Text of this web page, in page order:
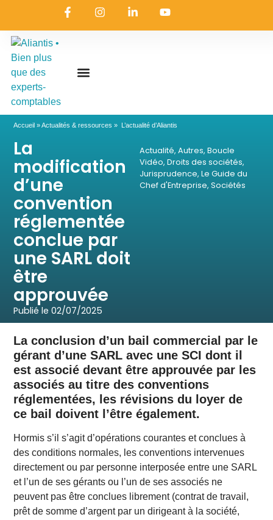
Accueil »Actualités & ressources » L’actualité d’Aliantis
La
modification
d’une
convention
réglementée
conclue par
une SARL doit
être
approuvée
Publié le02/07/2025
Actualité, Autres, Boucle
Vidéo, Droits des sociétés,
Jurisprudence, Le Guide du
Chef d'Entreprise, Sociétés
La conclusion d’un bail commercial par le
gérant d’une SARL avec une SCI dont il
est associé devant être approuvée par les
associés au titre des conventions
réglementées, les révisions du loyer de
ce bail doivent l’être également.
Hormis s’il s’agit d’opérations courantes et conclues à
des conditions normales, les conventions intervenues
directement ou par personne interposée entre une SARL
et l’un de ses gérants ou l’un de ses associés ne
peuvent pas être conclues librement (contrat de travail,
prêt de somme d’argent par un dirigeant à la société,